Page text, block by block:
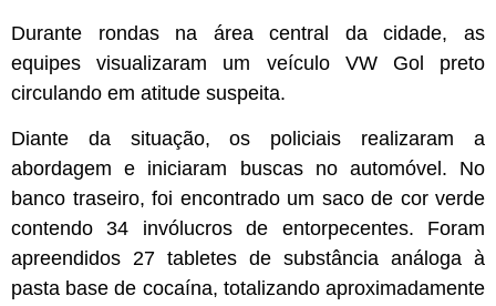
Durante rondas na área central da cidade, as
equipes visualizaram um veículo VW Gol preto
circulando em atitude suspeita.
Diante da situação, os policiais realizaram a
abordagem e iniciaram buscas no automóvel. No
banco traseiro, foi encontrado um saco de cor verde
contendo 34 invólucros de entorpecentes. Foram
apreendidos 27 tabletes de substância análoga à
pasta base de cocaína, totalizando aproximadamente